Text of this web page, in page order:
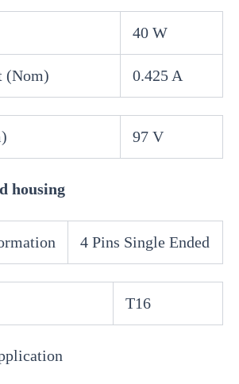
40 W
(Nom) 0.425 A
97 V
housing
4 Pins Single Ended
T16